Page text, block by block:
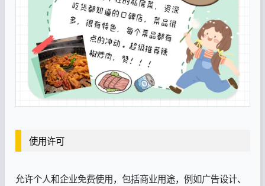
使用许可
允许个人和企业免费使用，包括商业用途，例如广告设计、